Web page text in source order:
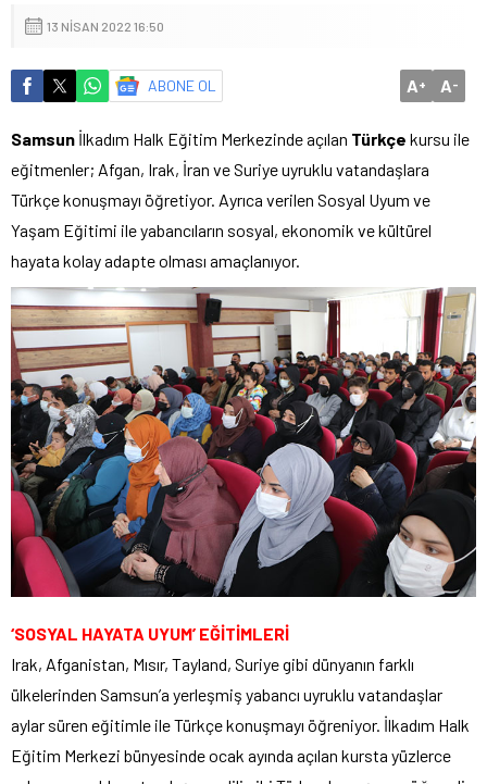
13 NISAN 2022 16:50
ABONE OL A+ A-
Samsun İlkadım Halk Eğitim Merkezinde açılan Türkçe kursu ile
eğitmenler; Afgan, Irak, İran ve Suriye uyruklu vatandaşlara
Türkçe konuşmayı öğretiyor. Ayrıca verilen Sosyal Uyum ve
Yaşam Eğitimi ile yabancıların sosyal, ekonomik ve kültürel
hayata kolay adapte olması amaçlanıyor.
‘SOSYAL HAYATA UYUM’ EĞİTİMLERİ
Irak, Afganistan, Mısır, Tayland, Suriye gibi dünyanın farklı
ülkelerinden Samsun’a yerleşmiş yabancı uyruklu vatandaşlar
aylar süren eğitimle ile Türkçe konuşmayı öğreniyor. İlkadım Halk
Eğitim Merkezi bünyesinde ocak ayında açılan kursta yüzlerce